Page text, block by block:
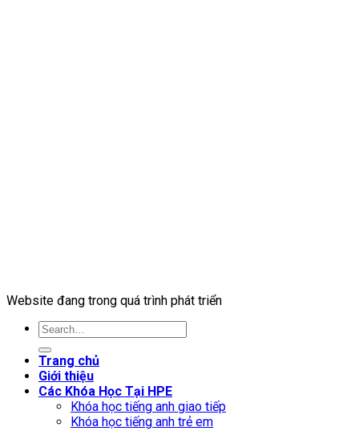
Website đang trong quá trình phát triển
Trang chủ
Giới thiệu
Các Khóa Học Tại HPE
Khóa học tiếng anh giao tiếp
Khóa học tiếng anh trẻ em